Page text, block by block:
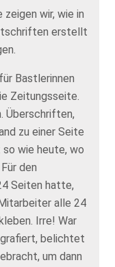
wir, wie in
erstellt
Bastlerinnen
Zeitungsseite.
Überschriften,
zu einer Seite
wie heute, wo
den
Seiten hatte,
alle 24
Irre! War
belichtet
um dann